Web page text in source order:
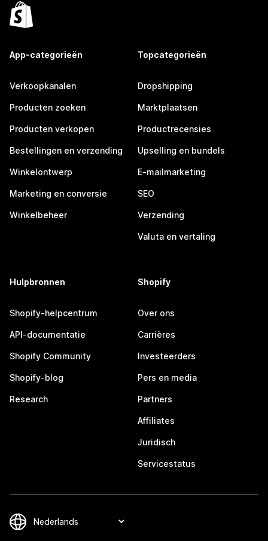
App-categorieën
Verkoopkanalen
Producten zoeken
Producten verkopen
Bestellingen en verzending
Winkelontwerp
Marketing en conversie
Winkelbeheer
Topcategorieën
Dropshipping
Marktplaatsen
Productrecensies
Upselling en bundels
E-mailmarketing
SEO
Verzending
Valuta en vertaling
Hulpbronnen
Shopify-helpcentrum
API-documentatie
Shopify Community
Shopify-blog
Research
Shopify
Over ons
Carrières
Investeerders
Pers en media
Partners
Affiliates
Juridisch
Servicestatus